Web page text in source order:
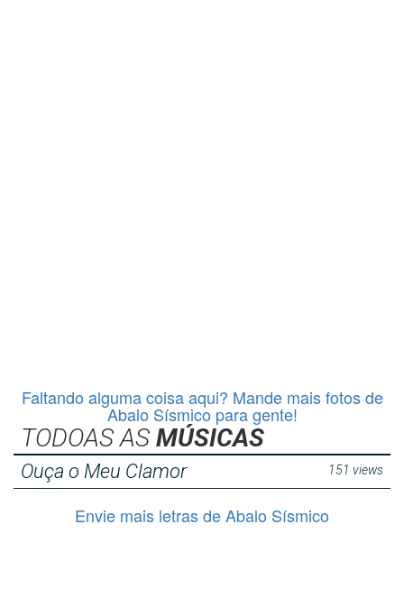
Faltando alguma coisa aqui? Mande mais fotos de
Abalo Sísmico para gente!
TODOAS AS MÚSICAS
Ouça o Meu Clamor 151 views
Envie mais letras de Abalo Sísmico